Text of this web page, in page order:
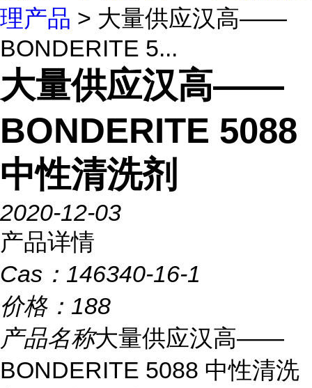
理产品 > 大量供应汉高——
BONDERITE 5...
大量供应汉高——
BONDERITE 5088
中性清洗剂
2020-12-03
产品详情
Cas： 146340-16-1
价格： 188
产品名称大量供应汉高——
BONDERITE 5088 中性清洗